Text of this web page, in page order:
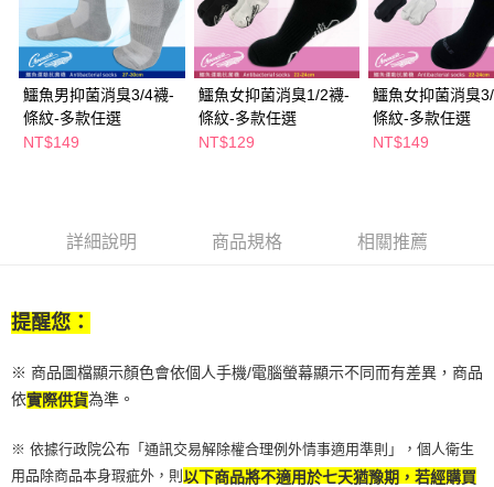
後付繳納相關費用。
※ 交易是否成功請以「AFTEE先享後付 」之結帳頁面顯示為準，若有關於
是否繳費成功／繳費後需取消欲退款等相關疑問，請聯繫「AFTEE先享後付
客戶支援中心」https://netprotections.freshdesk.com/support/home
【注意事項】
１．透過由恩沛科技股份有限公司提供之「AFTEE先享後付」服務完成之交
易，需依本服務之必要範圍內提供個人資料，並將交易相關給付款項請求債
「AFTEE先享後付」，若未經同意申辦者引起之損失，本公司不負相關責
請求用戶進行身份認證。
恩沛科技股份有限公司將有權停止該用戶之使用額度並採取法律行動。
付款後萊爾富取貨
每筆NT$65，滿NT$490(含以上)免運費
7-11取貨付款
每筆NT$65，滿NT$490(含以上)免運費
宅配(本島)
付款後寶雅門市自取(由倉庫統一出貨)
鱷魚男抑菌消臭3/4襪-
條紋-多款任選
NT$149
鱷魚女抑菌消臭1/2襪-
條紋-多款任選
NT$129
鱷魚女抑菌消臭
條紋-多款任選
NT$149
詳細說明 商品規格 相關推薦
提醒您：
※ 商品圖檔顯示顏色會依個人手機/電腦螢幕顯示不同而有差異，商品
依實際供貨為準。
※ 依據行政院公布「通訊交易解除權合理例外情事適用準則」，個人衛生
用品除商品本身瑕疵外，則 以下商品將不適用於七天猶豫期，若經購買